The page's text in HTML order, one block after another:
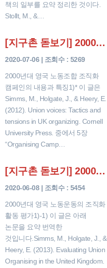
책의 일부를 요약 정리한 것이다.
Stollt, M., &…
[지구촌 돋보기] 2000년대 영국 노동조합 조직화 캠페인의 내용과 특징
2020-07-06 | 조회수 : 5269
2000년대 영국 노동조합 조직화
캠페인의 내용과 특징1)* 이 글은
Simms, M., Holgate, J., & Heery, E.
(2012). Union voices: Tactics and
tensions in UK organizing. Cornell
University Press. 중에서 5장
“Organising Camp…
[지구촌 돋보기] 2000년대 영국 노동운동의 조직화 활동 평가
2020-06-08 | 조회수 : 5454
2000년대 영국 노동운동의 조직화
활동 평가1)-1) 이 글은 아래
논문을 요약 번역한
것입니다.Simms, M., Holgate, J., &
Heery, E. (2013). Evaluating Union
Organising in the United Kingdom.